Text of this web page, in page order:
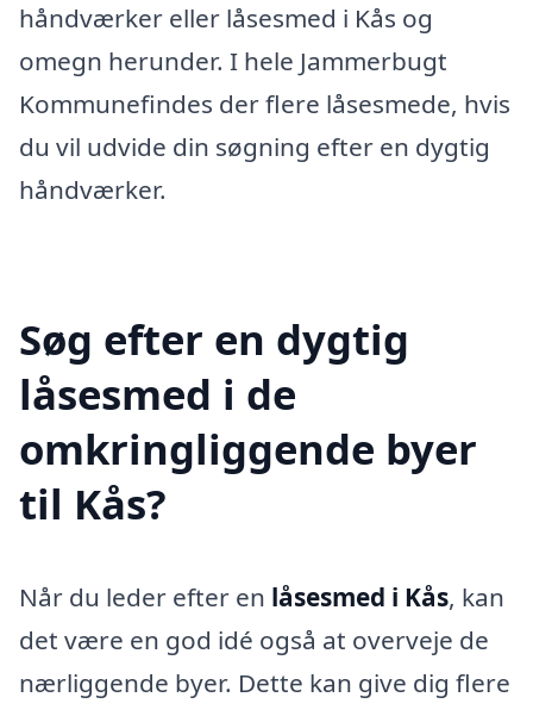
håndværker eller låsesmed i Kås og
omegn herunder. I hele Jammerbugt
Kommunefindes der flere låsesmede, hvis
du vil udvide din søgning efter en dygtig
håndværker.
Søg efter en dygtig
låsesmed i de
omkringliggende byer
til Kås?
Når du leder efter en låsesmed i Kås, kan
det være en god idé også at overveje de
nærliggende byer. Dette kan give dig flere